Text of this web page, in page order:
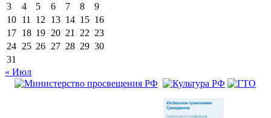
3
4 5 6 7 8
9
10 11 12 13 14 15 16
17 18 19 20 21 22 23
24 25 26 27 28 29 30
31
« Июл